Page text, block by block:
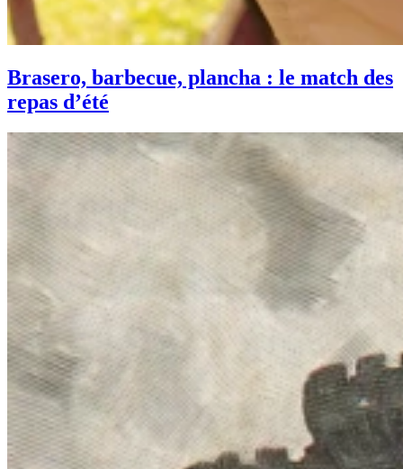
Brasero, barbecue, plancha : le match des
repas d’été